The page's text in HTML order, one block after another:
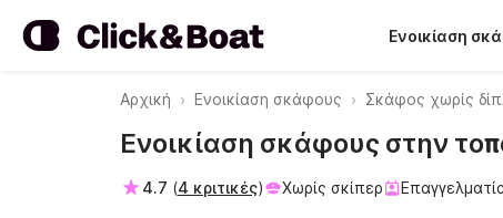
Ενοικίαση
Αρχική Ενοικίαση σκάφους Σκάφος χωρίς
Ενοικίαση σκάφους στην
4.7 (4 κριτικές) Χωρίς σκίπερ